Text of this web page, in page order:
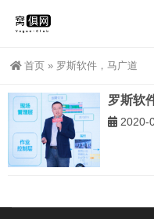
首页 » 罗斯软件，马广道
罗斯软
2020-